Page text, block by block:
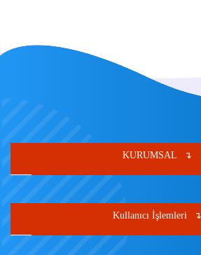
KURUMSAL
Kullanıcı İşlemleri